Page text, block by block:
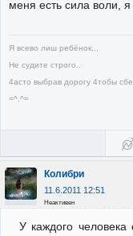
меня есть сила воли,
Я всево лиш ребёнок...
Не судите строго..
4асто выбрав дорогу 4тобы
=^.^=
Колибри
11.6.2011 12:51
Неактивен
У каждого